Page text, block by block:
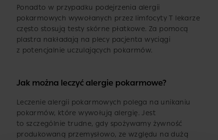
Ponadto w przypadku podejrzenia alergii
pokarmowych wywołanych przez limfocyty T lekarze
często stosują testy skórne płatkowe. Za pomocą
plastra nakładają na plecy pacjenta wyciągi
z potencjalnie uczulających pokarmów.
Jak można leczyć alergie pokarmowe?
Leczenie alergii pokarmowych polega na unikaniu
pokarmów, które wywołują alergię. Jest
to szczególnie trudne, gdy spożywamy żywność
produkowaną przemysłowo, ze względu na dużą